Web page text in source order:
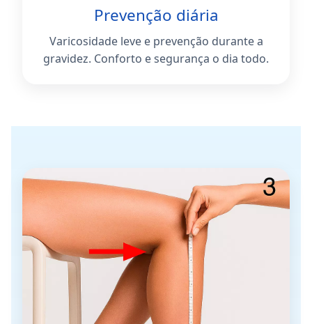
Prevenção diária
Varicosidade leve e prevenção durante a
gravidez. Conforto e segurança o dia todo.